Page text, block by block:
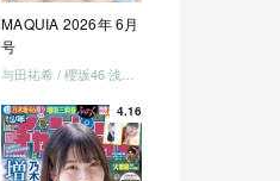
MAQUIA 2026年 6月
号
4.16